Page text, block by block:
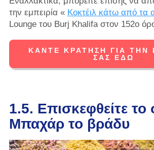
την εμπειρία « Κοκτέιλ κάτω από τα
Lounge του Burj Khalifa στον 152ο
ΚΆΝΤΕ ΚΡΆΤΗΣΗ ΓΙΑ ΤΗΝ
ΣΑΣ ΕΔΏ
1.5. Επισκεφθείτε
Μπαχάρ το βράδυ